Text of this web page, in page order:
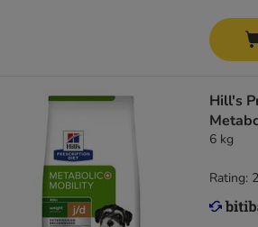
Hill's
6 kg
Rating: